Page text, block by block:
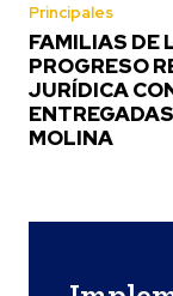
Principales
FAMILIAS DE
PROGRESO
JURÍDICA
MOLINA